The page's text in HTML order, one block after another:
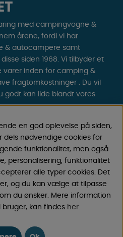
med campingvogne &
årene, fordi vi har
& autocampere samt
siden 1968. Vi tilbyder et
varer inden for camping &
fragtomkostninger . Du vil
godt kan lide blandt vores
for inspiration,
Campinglivet begynder
en god oplevelse på siden,
dels nødvendige cookies for
funktionalitet, men også
personalisering, funktionalitet
alle typer cookies. Det
og du kan vælge at tilpasse
du ønsker. Mere information
bruger, kan findes her.